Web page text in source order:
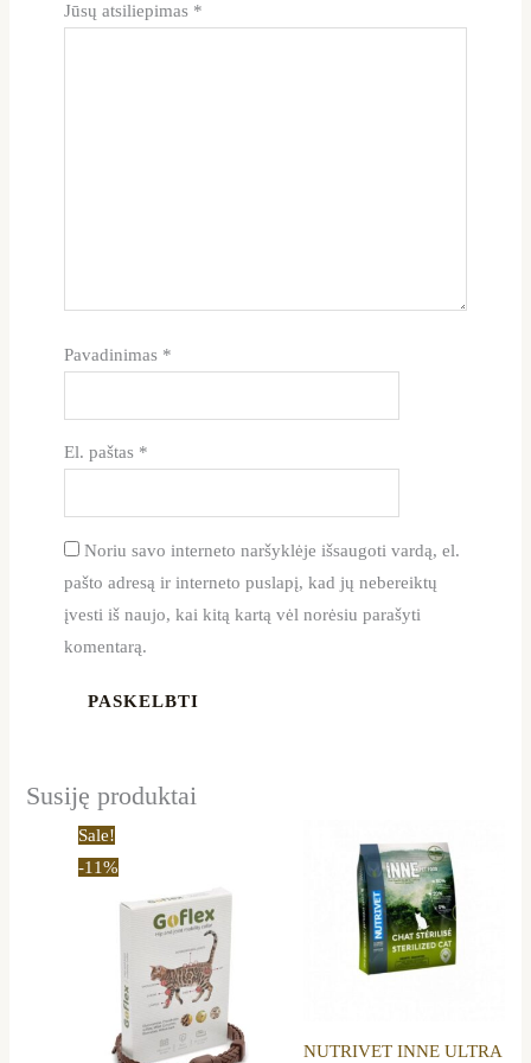
Jūsų atsiliepimas *
Pavadinimas *
El. paštas *
Noriu savo interneto naršyklėje išsaugoti vardą, el.
pašto adresą ir interneto puslapį, kad jų nebereiktų
įvesti iš naujo, kai kitą kartą vėl norėsiu parašyti
komentarą.
Susiję produktai
Sale!
-11%
16,89 €.
NUTRIVET INNE ULTRA
range:
19,50 €
through
55,99 €
product
has
multiple
variants.
may